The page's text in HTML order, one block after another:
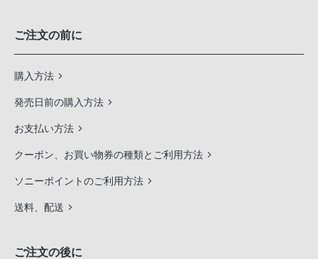
ご注文の前に
購入方法
発売日前の購入方法
お支払い方法
クーポン、お買い物券の種類とご利用方法
ソニーポイントのご利用方法
送料、配送
ご注文の後に